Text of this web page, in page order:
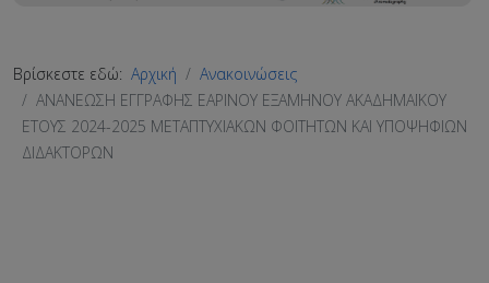
Βρίσκεστε εδώ: Αρχική
Ανακοινώσεις
ΑΝΑΝΕΩΣΗ ΕΓΓΡΑΦΗΣ ΕΑΡΙΝΟΥ ΕΞΑΜΗΝΟΥ ΑΚΑΔΗΜΑΪΚΟΥ
ΕΤΟΥΣ 2024-2025 ΜΕΤΑΠΤΥΧΙΑΚΩΝ ΦΟΙΤΗΤΩΝ ΚΑΙ ΥΠΟΨΗΦΙΩΝ
ΔΙΔΑΚΤΟΡΩΝ